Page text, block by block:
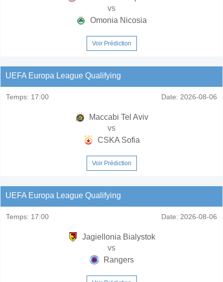
vs
Omonia Nicosia
Voir Prédiction
UEFA Europa League Qualifying
Temps: 17:00 Date: 2026-08-06
Maccabi Tel Aviv
vs
CSKA Sofia
Voir Prédiction
UEFA Europa League Qualifying
Temps: 17:00 Date: 2026-08-06
Jagiellonia Bialystok
vs
Rangers